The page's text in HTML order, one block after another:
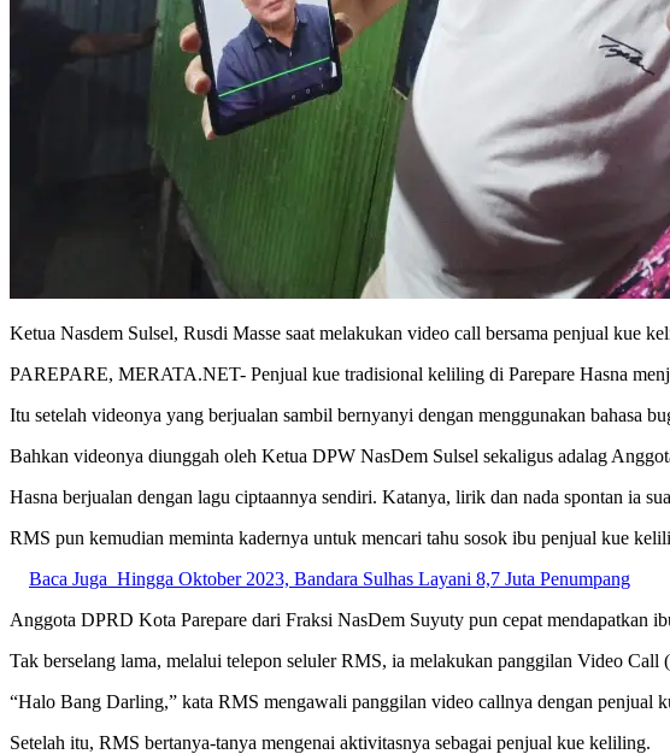
Ketua Nasdem Sulsel, Rusdi Masse saat melakukan video call bersama penjual kue
PAREPARE, MERATA.NET- Penjual kue tradisional keliling di Parepare Hasna
Itu setelah videonya yang berjualan sambil bernyanyi dengan menggunakan bahasa
Bahkan videonya diunggah oleh Ketua DPW NasDem Sulsel sekaligus adalag
Hasna berjualan dengan lagu ciptaannya sendiri. Katanya, lirik dan nada spontan ia
RMS pun kemudian meminta kadernya untuk mencari tahu sosok ibu penjual kue
Baca Juga Hingga Oktober 2023, Bandara Sulhas Layani 8,7 Juta Penumpang
Anggota DPRD Kota Parepare dari Fraksi NasDem Suyuty pun cepat mendapatkan
Tak berselang lama, melalui telepon seluler RMS, ia melakukan panggilan Video
“Halo Bang Darling,” kata RMS mengawali panggilan video callnya dengan penjual
Setelah itu, RMS bertanya-tanya mengenai aktivitasnya sebagai penjual kue keliling.